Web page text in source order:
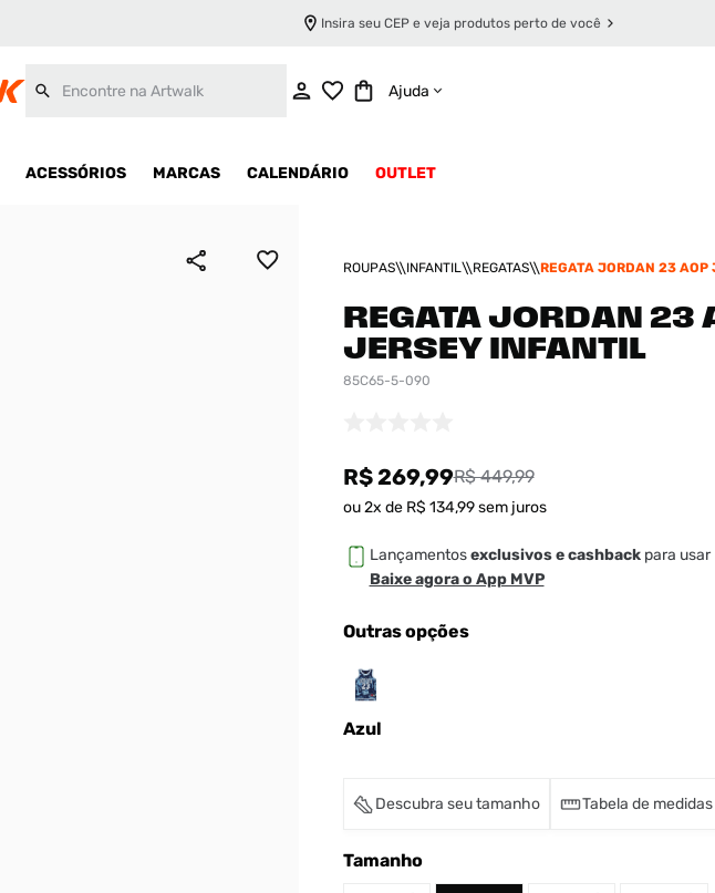
Insira seu CEP e veja produtos perto de você
Ajuda
ACESSÓRIOS MARCAS CALENDÁRIO OUTLET
ROUPAS INFANTIL REGATAS
REGATA JORDAN 23 AOP
REGATA JORDAN 23
JERSEY INFANTIL
85C65-5-090
R$ 269,99R$ 449,99
ou2x de R$ 134,99sem juros
Lançamentosexclusivos e cashbackpara usar
Baixe agora o App MVP
Outras opções
Azul
Descubra seu tamanho Tabela de medidas
Tamanho